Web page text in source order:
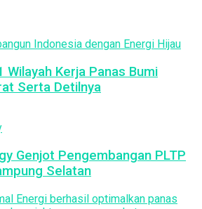
Kerja Panas Bumi
Serta Detilnya
Genjot Pengembangan PLTP
Selatan